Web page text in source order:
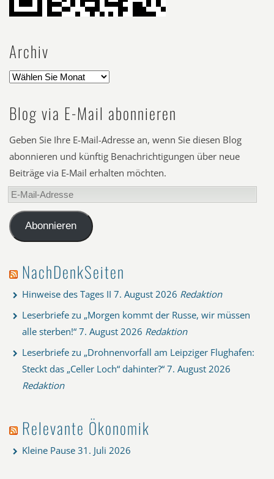
Archiv
Blog via E-Mail abonnieren
Geben Sie Ihre E-Mail-Adresse an, wenn Sie diesen Blog
abonnieren und künftig Benachrichtigungen über neue
Beiträge via E-Mail erhalten möchten.
E-
Mail-
AdresseAbonnieren
NachDenkSeiten
Hinweise des Tages II 7. August 2026 Redaktion
Leserbriefe zu „Morgen kommt der Russe, wir müssen
alle sterben!“ 7. August 2026 Redaktion
Leserbriefe zu „Drohnenvorfall am Leipziger Flughafen:
Steckt das „Celler Loch“ dahinter?“ 7. August 2026
Redaktion
Relevante Ökonomik
Kleine Pause 31. Juli 2026